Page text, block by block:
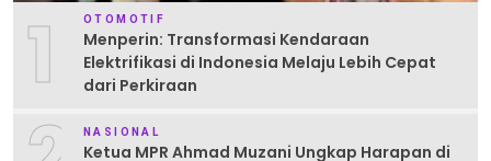
1 OTOMOTIF
Menperin: Transformasi Kendaraan
Elektrifikasi di Indonesia Melaju Lebih Cepat
dari Perkiraan
NASIONAL
Ketua MPR Ahmad Muzani Ungkap Harapan di